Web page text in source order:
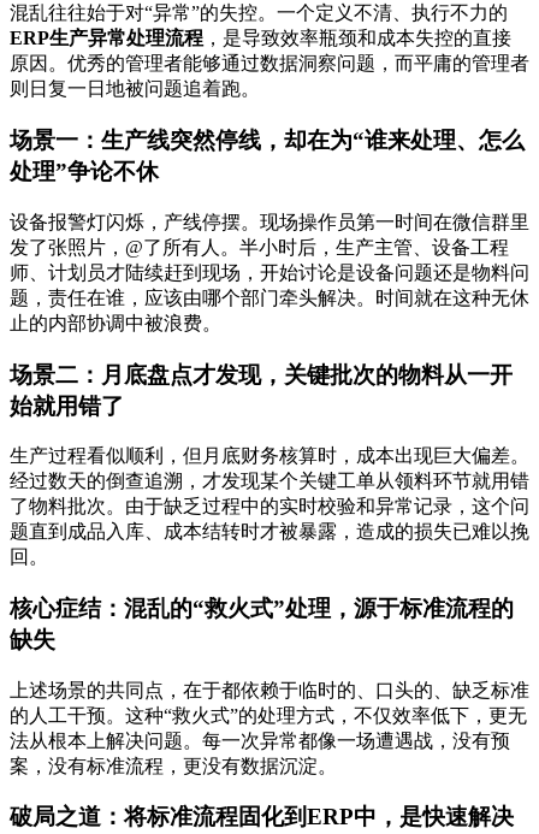
混乱往往始于对“异常”的失控。一个定义不清、执行不力的
ERP生产异常处理流程 ，是导致效率瓶颈和成本失控的直接
原因。优秀的管理者能够通过数据洞察问题，而平庸的管理者
则日复一日地被问题追着跑。
场景一：生产线突然停线，却在为“谁来处理、怎么
处理”争论不休
设备报警灯闪烁，产线停摆。现场操作员第一时间在微信群里
发了张照片，@了所有人。半小时后，生产主管、设备工程
师、计划员才陆续赶到现场，开始讨论是设备问题还是物料问
题，责任在谁，应该由哪个部门牵头解决。时间就在这种无休
止的内部协调中被浪费。
场景二：月底盘点才发现，关键批次的物料从一开
始就用错了
生产过程看似顺利，但月底财务核算时，成本出现巨大偏差。
经过数天的倒查追溯，才发现某个关键工单从领料环节就用错
了物料批次。由于缺乏过程中的实时校验和异常记录，这个问
题直到成品入库、成本结转时才被暴露，造成的损失已难以挽
回。
核心症结：混乱的“救火式”处理，源于标准流程的
缺失
上述场景的共同点，在于都依赖于临时的、口头的、缺乏标准
的人工干预。这种“救火式”的处理方式，不仅效率低下，更无
法从根本上解决问题。每一次异常都像一场遭遇战，没有预
案，没有标准流程，更没有数据沉淀。
破局之道：将标准流程固化到ERP中，是快速解决